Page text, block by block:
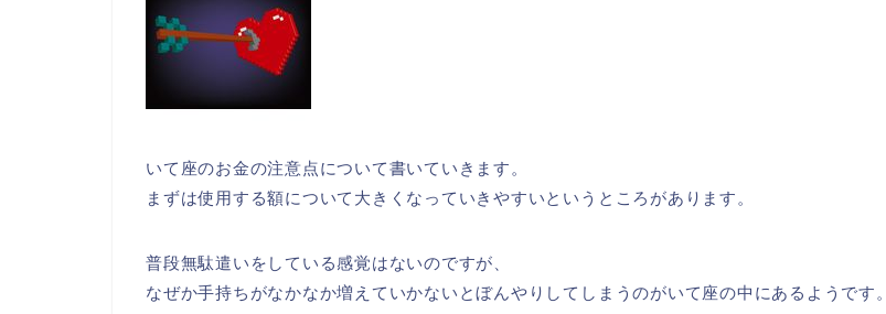
いて座のお金の注意点について書いていきます。
まずは使用する額について大きくなっていきやすいというところがあります。
普段無駄遣いをしている感覚はないのですが、
なぜか手持ちがなかなか増えていかないとぼんやりしてしまうのがいて座の中にあるようです。